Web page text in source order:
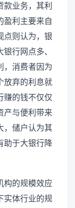
业务，其利
盈利主要来自
点则认为，银
行网点多、
，消费者因为
放弃的利息就
赚的钱不仅仅
产与便利带来
，储户认为其
助于大银行降
构的规模效应
实体行业的规